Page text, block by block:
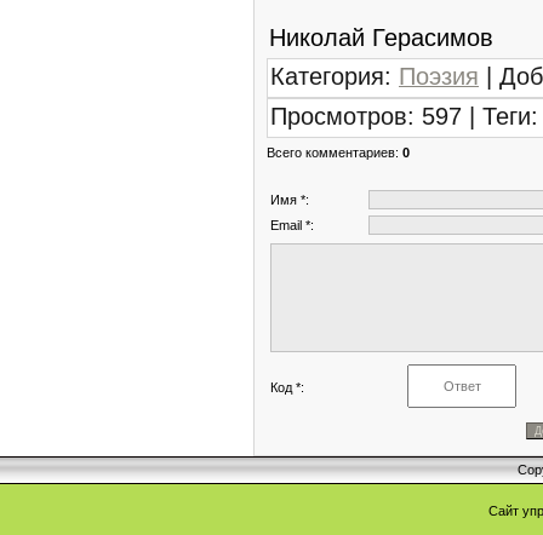
Николай Герасимов
Категория: Поэзия |
Просмотров: 597 | Теги:
Всего комментариев: 0
Имя *:
Email *:
Код *:
Сайт